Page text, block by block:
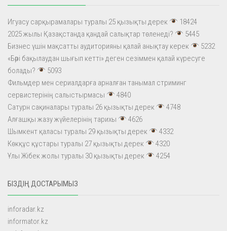
Игуасу сарқырамалары туралы 25 қызықты дерек
18424
2025 жылы Қазақстанда қандай салықтар төленеді?
5445
Бизнес үшін мақсатты аудиторияны қалай анықтау керек
5232
«Бәрі бақылаудан шығып кетті» деген сезіммен қалай күресуге
болады?
5093
Фильмдер мен сериалдарға арналған танымал стриминг
сервистерінің салыстырмасы
4840
Сатурн сақиналары туралы 26 қызықты дерек
4748
Алғашқы жазу жүйелерінің тарихы
4626
Шымкент қаласы туралы 29 қызықты дерек
4332
Көкқұс құстары туралы 27 қызықты дерек
4320
Ұлы Жібек жолы туралы 30 қызықты дерек
4254
БІЗДІҢ ДОСТАРЫМЫЗ
inforadar.kz
informator.kz